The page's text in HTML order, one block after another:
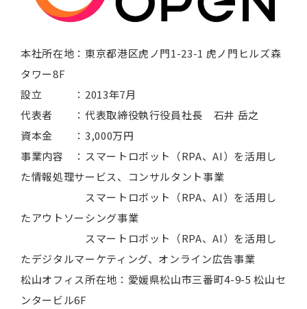
本社所在地：東京都港区虎ノ門1-23-1 虎ノ門ヒルズ森
タワー8F
設立 ：2013年7月
代表者 ：代表取締役執行役員社長 石井 岳之
資本金 ：3,000万円
事業内容 ：スマートロボット（RPA、AI）を活用し
た情報処理サービス、コンサルタント事業
スマートロボット（RPA、AI）を活用し
たアウトソーシング事業
スマートロボット（RPA、AI）を活用し
たデジタルマーケティング、オンライン広告事業
松山オフィス所在地：愛媛県松山市三番町4-9-5 松山セ
ンタービル6F